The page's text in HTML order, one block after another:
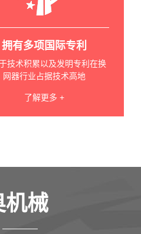
拥有多项国际专利
技术积累以及发明专利在换
网器行业占据技术高地
了解更多 +
机械